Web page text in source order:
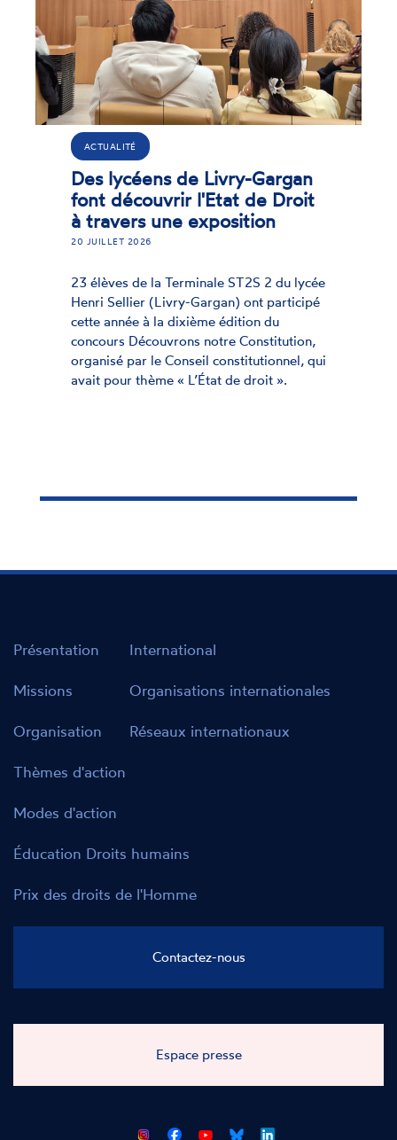
La CNCDH lance la deuxième
édition de son Initiative
Jeunes
De septembre 2026 à juillet 2027, une
vingtaine de jeunes de 16 à 24 ans vont
être accompagnés par la CNCDH pour
partager leur expérience, leur expertise,
leur regard sur la promotion et la
protection des droits humains en France.
Présentation
Missions
Organisation
Thèmes d'action
Modes d'action
International
Organisations internationales
Réseaux internationaux
Éducation Droits humains
Prix des droits de l'Homme
Contactez-nous
Espace presse
CNCDHCNCDHCNCDHCNCDH